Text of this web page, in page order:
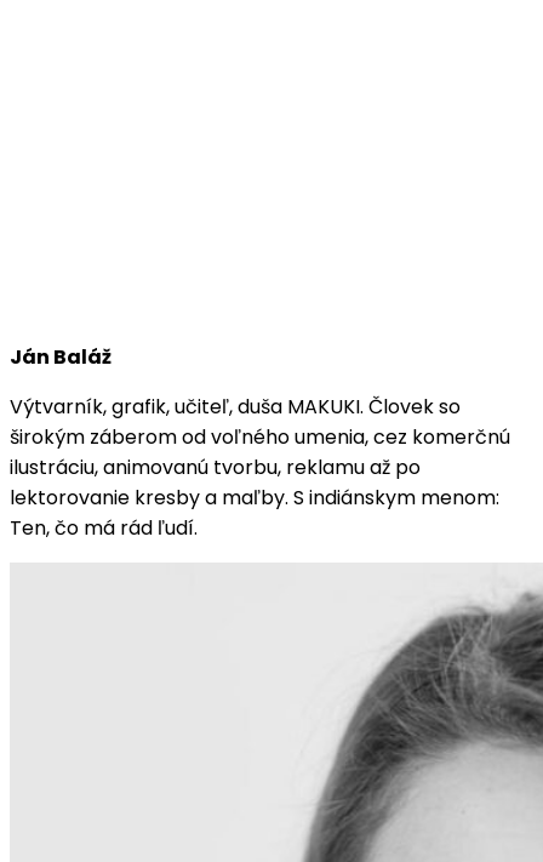
Ján Baláž
Výtvarník, grafik, učiteľ, duša MAKUKI. Človek so
širokým záberom od voľného umenia, cez komerčnú
ilustráciu, animovanú tvorbu, reklamu až po
lektorovanie kresby a maľby. S indiánskym menom:
Ten, čo má rád ľudí.